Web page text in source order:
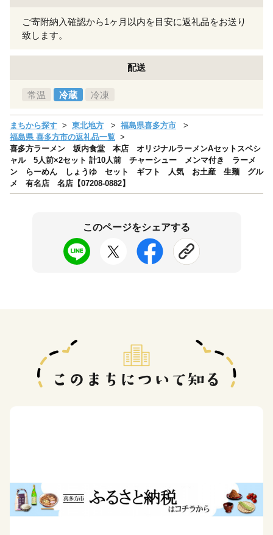
ご寄附納入確認から1ヶ月以内を目安に返礼品をお送り
致します。
配送
常温 冷蔵 冷凍
まちから探す 東北地方
福島県喜多方市
福島県 喜多方市の返礼品一覧
喜多方ラーメン 坂内食堂 本店 オリジナルラーメンAセットスペシ
ャル 5人前×2セット 計10人前 チャーシュー メンマ付き ラーメ
ン らーめん しょうゆ セット ギフト 人気 お土産 生麺 グル
メ 有名店 名店【07208-0882】
このページをシェアする